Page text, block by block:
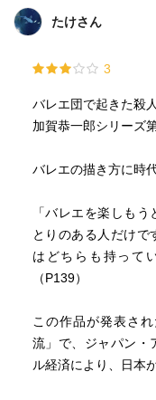
やがて加賀は、事件
未緒は圧倒的な才能
風間は未緒を守ろう
ようとした。
ることを恐れていた
た。
事件は解決するが、
賀の心に深い余韻を
才能と嫉妬、愛情と
森の中で迷い続け
の若き日の姿が鮮や
たけさん
3
バレエ団で起きた殺
加賀恭一郎シリーズ
バレエの描き方に時
「バレエを楽しも
とりのある人だけで
はどちらも持って
（P139）
この作品が発表さ
流」で、ジャパン・
ル経済により、日本